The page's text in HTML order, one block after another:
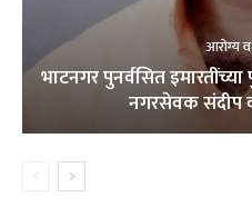
आरोग्य
भाटनगर पुनर्वसित
नगरसेवक संदीप